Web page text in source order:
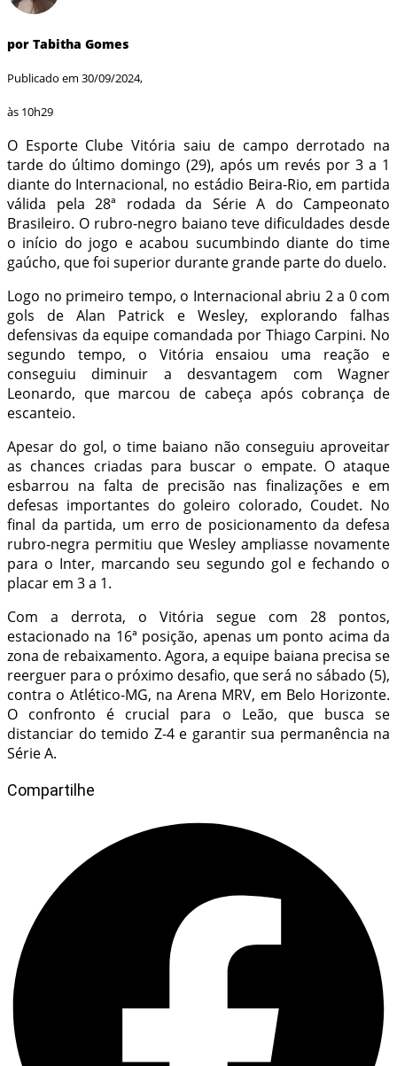
por Tabitha Gomes
Publicado em 30/09/2024,
às 10h29
O Esporte Clube Vitória saiu de campo derrotado na
tarde do último domingo (29), após um revés por 3 a 1
diante do Internacional, no estádio Beira-Rio, em partida
válida pela 28ª rodada da Série A do Campeonato
Brasileiro. O rubro-negro baiano teve dificuldades desde
o início do jogo e acabou sucumbindo diante do time
gaúcho, que foi superior durante grande parte do duelo.
Logo no primeiro tempo, o Internacional abriu 2 a 0 com
gols de Alan Patrick e Wesley, explorando falhas
defensivas da equipe comandada por Thiago Carpini. No
segundo tempo, o Vitória ensaiou uma reação e
conseguiu diminuir a desvantagem com Wagner
Leonardo, que marcou de cabeça após cobrança de
escanteio.
Apesar do gol, o time baiano não conseguiu aproveitar
as chances criadas para buscar o empate. O ataque
esbarrou na falta de precisão nas finalizações e em
defesas importantes do goleiro colorado, Coudet. No
final da partida, um erro de posicionamento da defesa
rubro-negra permitiu que Wesley ampliasse novamente
para o Inter, marcando seu segundo gol e fechando o
placar em 3 a 1.
Com a derrota, o Vitória segue com 28 pontos,
estacionado na 16ª posição, apenas um ponto acima da
zona de rebaixamento. Agora, a equipe baiana precisa se
reerguer para o próximo desafio, que será no sábado (5),
contra o Atlético-MG, na Arena MRV, em Belo Horizonte.
O confronto é crucial para o Leão, que busca se
distanciar do temido Z-4 e garantir sua permanência na
Série A.
Compartilhe